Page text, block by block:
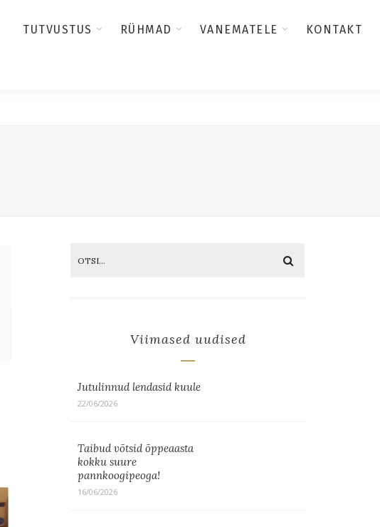
TUTVUSTUS RÜHMAD VANEMATELE KONTAKT
Viimased uudised
Jutulinnud lendasid kuule
22/06/2026
Taibud võtsid õppeaasta
kokku suure
pannkoogipeoga!
16/06/2026